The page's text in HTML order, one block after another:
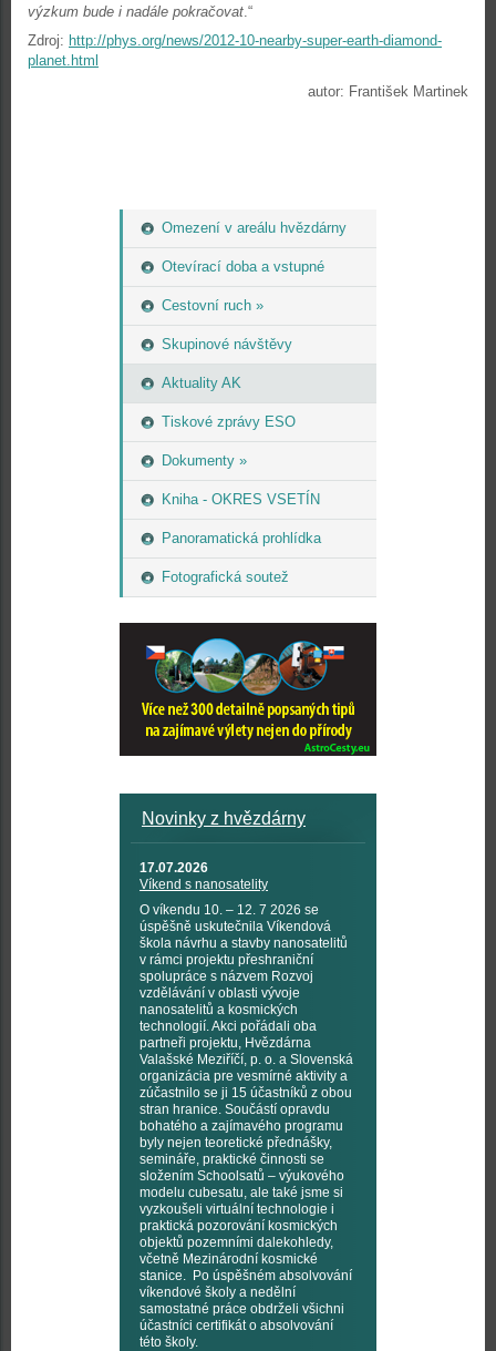
Omezení v areálu hvězdárny
Otevírací doba a vstupné
Cestovní ruch »
Skupinové návštěvy
Aktuality AK
Tiskové zprávy ESO
Dokumenty »
Kniha - OKRES VSETÍN
Panoramatická prohlídka
Fotografická soutež
Novinky z hvězdárny
17.07.2026
Víkend s nanosatelity
O víkendu 10. – 12. 7 2026 se
úspěšně uskutečnila Víkendová
škola návrhu a stavby nanosatelitů
v rámci projektu přeshraniční
spolupráce s názvem Rozvoj
vzdělávání v oblasti vývoje
nanosatelitů a kosmických
technologií. Akci pořádali oba
partneři projektu, Hvězdárna
Valašské Meziříčí, p. o. a Slovenská
organizácia pre vesmírné aktivity a
zúčastnilo se ji 15 účastníků z obou
stran hranice. Součástí opravdu
bohatého a zajímavého programu
byly nejen teoretické přednášky,
semináře, praktické činnosti se
složením Schoolsatů – výukového
modelu cubesatu, ale také jsme si
vyzkoušeli virtuální technologie i
praktická pozorování kosmických
objektů pozemními dalekohledy,
včetně Mezinárodní kosmické
stanice. Po úspěšném absolvování
víkendové školy a nedělní
samostatné práce obdrželi všichni
účastníci certifikát o absolvování
této školy.
výzkum bude i nadále pokračovat.“
Zdroj: http://phys.org/news/2012-10-nearby-super-earth-diamond-
planet.html
autor: František Martinek